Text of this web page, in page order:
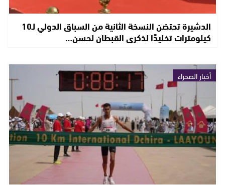
الدشيرة تحتضن النسخة الثانية من السباق الدولي لـ10
كيلومترات تخليدًا لذكرى القبطان لحسن…
أخبار الصحراء